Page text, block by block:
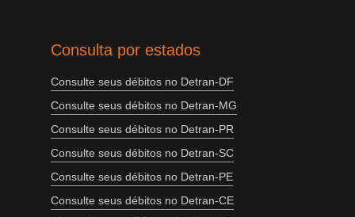
Consulta por estados
Consulte seus débitos no Detran-DF
Consulte seus débitos no Detran-MG
Consulte seus débitos no Detran-PR
Consulte seus débitos no Detran-SC
Consulte seus débitos no Detran-PE
Consulte seus débitos no Detran-CE